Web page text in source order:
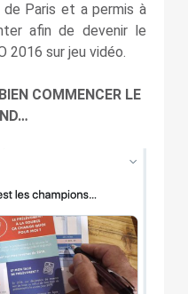
Paris et a permis à
afin de devenir le
2016 sur jeu vidéo.
COMMENCER LE